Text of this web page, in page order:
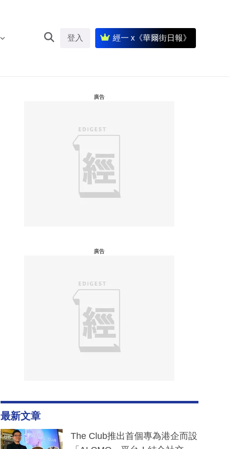
登入 經一 x《華爾街日報》
廣告
廣告
最新文章
The Club推出首個專為港企而設